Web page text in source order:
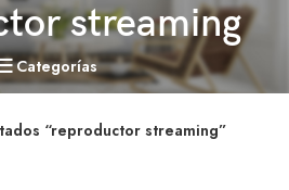
streaming
Categorías
“reproductor streaming”